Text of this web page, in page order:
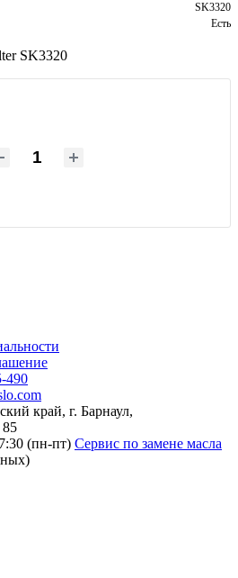
SK3320
Есть
SK3320
490
край, г. Барнаул,
85
(пн-пт) Сервис по замене масла